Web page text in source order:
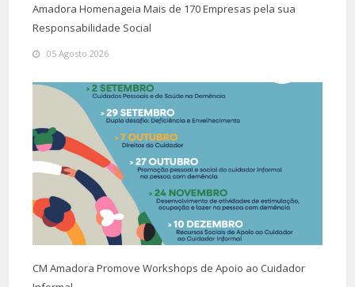
Amadora Homenageia Mais de 170 Empresas pela sua
Responsabilidade Social
05 Agosto 2026
CM Amadora Promove Workshops de Apoio ao Cuidador